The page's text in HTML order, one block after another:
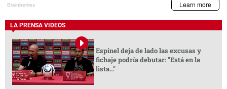
LA PRENSA VIDEOS
Espinel deja de lado las excusas y
fichaje podría debutar: "Está en la
lista..."